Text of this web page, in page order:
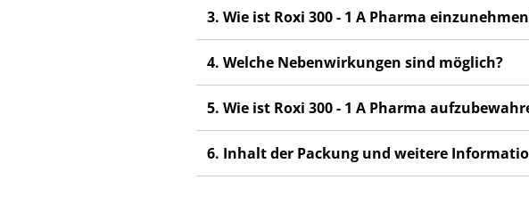
3. Wie ist Roxi 300 - 1 A Pharma
4. Welche Nebenwirkungen sind möglich?
5. Wie ist Roxi 300 - 1 A Pharma
6. Inhalt der Packung und weitere